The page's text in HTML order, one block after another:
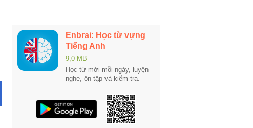
Enbrai: Học từ vựng
Tiếng Anh
9,0 MB
Học từ mới mỗi ngày, luyện
nghe, ôn tập và kiểm tra.